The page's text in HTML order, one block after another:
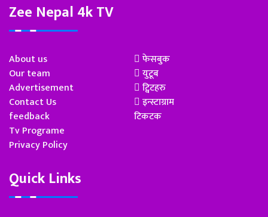
Zee Nepal 4k TV
About us
Our team
Advertisement
Contact Us
feedback
Tv Programe
Privacy Policy
फेसबुक
युटूब
ट्विटहरु
इन्स्टाग्राम
टिकटक
Quick Links